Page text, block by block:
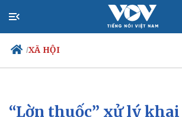
/XÃ HỘI
Chính trị
Xã hội
“Lờn thuốc” xử lý